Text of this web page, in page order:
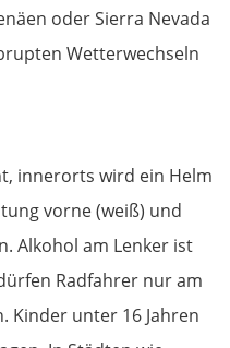
oder Sierra Nevada
Wetterwechseln
innerorts wird ein Helm
vorne (weiß) und
Alkohol am Lenker ist
Radfahrer nur am
Kinder unter 16 Jahren